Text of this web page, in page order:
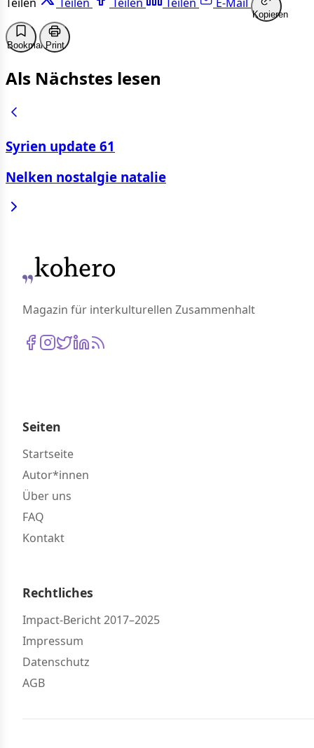
Teilen Teilen Teilen Teilen E-Mail
Kopieren
BookmarkPrint
Als Nächstes lesen
Syrien update 61
Nelken nostalgie natalie
Magazin für interkulturellen Zusammenhalt
Seiten
Startseite
Autor*innen
Über uns
FAQ
Kontakt
Rechtliches
Impact-Bericht 2017–2025
Impressum
Datenschutz
AGB